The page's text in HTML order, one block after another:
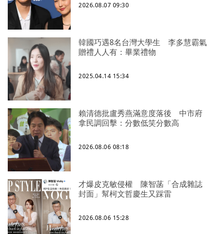
2026.08.07 09:30
韓國巧遇8名台灣大學生 李多慧霸氣
贈禮人人有：畢業禮物
2025.04.14 15:34
賴清德批盧秀燕滿意度落後 中市府
拿民調回擊：分數低笑分數高
2026.08.06 08:18
才爆皮克敏侵權 陳智菡「合成雜誌
封面」幫柯文哲慶生又踩雷
2026.08.06 15:28